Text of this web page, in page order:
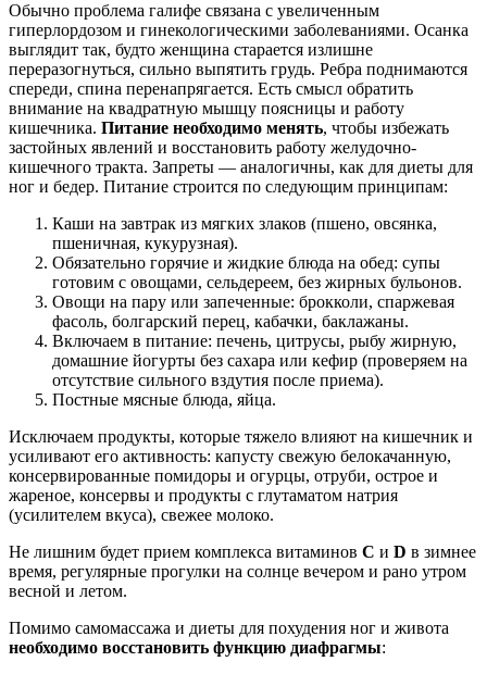
Обычно проблема галифе связана с увеличенным
гиперлордозом и гинекологическими заболеваниями. Осанка
выглядит так, будто женщина старается излишне
переразогнуться, сильно выпятить грудь. Ребра поднимаются
спереди, спина перенапрягается. Есть смысл обратить
внимание на квадратную мышцу поясницы и работу
кишечника. Питание необходимо менять, чтобы избежать
застойных явлений и восстановить работу желудочно-
кишечного тракта. Запреты — аналогичны, как для диеты для
ног и бедер. Питание строится по следующим принципам:
Каши на завтрак из мягких злаков (пшено, овсянка,
пшеничная, кукурузная).
Обязательно горячие и жидкие блюда на обед: супы
готовим с овощами, сельдереем, без жирных бульонов.
Овощи на пару или запеченные: брокколи, спаржевая
фасоль, болгарский перец, кабачки, баклажаны.
Включаем в питание: печень, цитрусы, рыбу жирную,
домашние йогурты без сахара или кефир (проверяем на
отсутствие сильного вздутия после приема).
Постные мясные блюда, яйца.
Исключаем продукты, которые тяжело влияют на кишечник и
усиливают его активность: капусту свежую белокачанную,
консервированные помидоры и огурцы, отруби, острое и
жареное, консервы и продукты с глутаматом натрия
(усилителем вкуса), свежее молоко.
Не лишним будет прием комплекса витаминов С и D в зимнее
время, регулярные прогулки на солнце вечером и рано утром
весной и летом.
Помимо самомассажа и диеты для похудения ног и живота
необходимо восстановить функцию диафрагмы: